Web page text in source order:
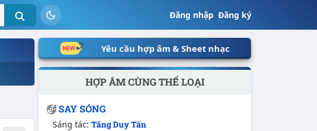
Đăng nhập|Đăng ký
Yêu cầu hợp âm & Sheet nhạc
HỢP ÂM CÙNG THỂ LOẠI
SAY SÓNG
Sáng tác:Tăng Duy Tân